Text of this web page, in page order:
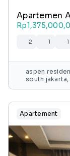
Apartemen
2 1 1
aspen
south
Apartement